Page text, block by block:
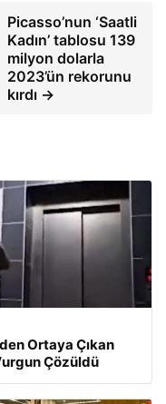
Picasso’nun ‘Saatli
Kadın’ tablosu 139
milyon dolarla
2023’ün rekorunu
kırdı →
Ortaya Çıkan
Çözüldü